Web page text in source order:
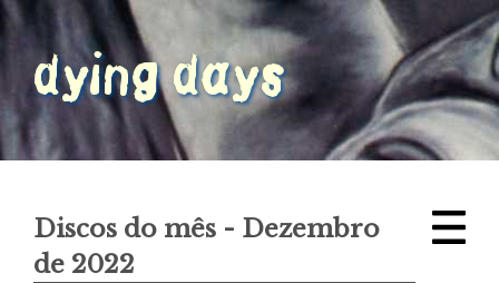
Discos do mês - Dezembro
de 2022